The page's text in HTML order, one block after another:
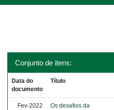
Conjunto de itens:
Data do
documento
Título
Fev-2022
Os desafios da